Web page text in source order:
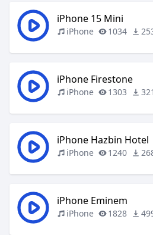
iPhone 15 Mini
iPhone 1034
iPhone Firestone
iPhone 1303 321
iPhone Hazbin Hotel
iPhone 1240
iPhone Eminem
iPhone 1828